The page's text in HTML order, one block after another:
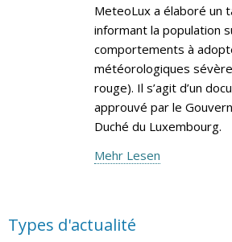
MeteoLux a élaboré un
informant la population
comportements à
météorologiques
rouge). Il s’agit d’un
approuvé par le
Duché du Luxembourg.
Mehr Lesen
Types d'actualité